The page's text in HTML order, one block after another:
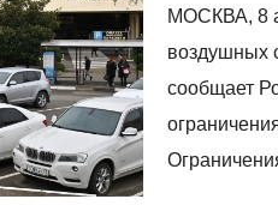
МОСКВА, 8
воздушных
сообщает